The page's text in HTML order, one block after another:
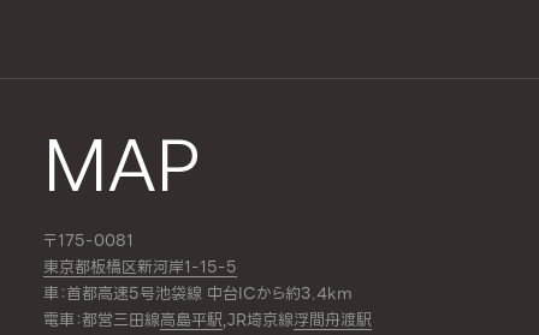
MAP
〒175-0081
東京都板橋区新河岸1-15-5
車：首都高速5号池袋線 中台ICから約3.4km
電車：都営三田線高島平駅,JR埼京線浮間舟渡駅